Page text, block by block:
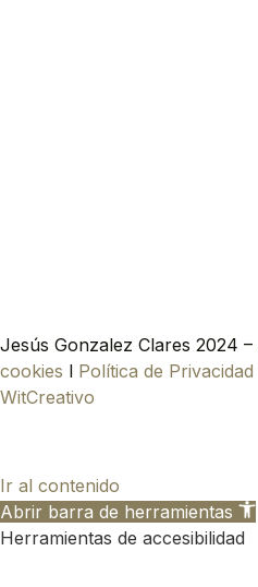
Jesús Gonzalez Clares 2024 –
cookies l Política de Privacidad
WitCreativo
Ir al contenido
Abrir barra de herramientas
Herramientas de accesibilidad